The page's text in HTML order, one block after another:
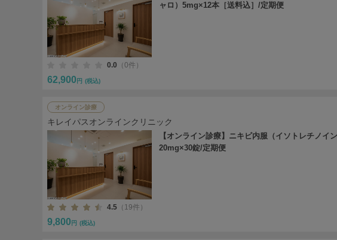
ャロ）5mg×12本［送料込］/定期便
0.0 （0件）
62,900 円 (税込)
オンライン診療
キレイパスオンラインクリニック
【オンライン診療】ニキビ内服（イソトレチノイ
20mg×30錠/定期便
4.5 （19件）
9,800 円 (税込)